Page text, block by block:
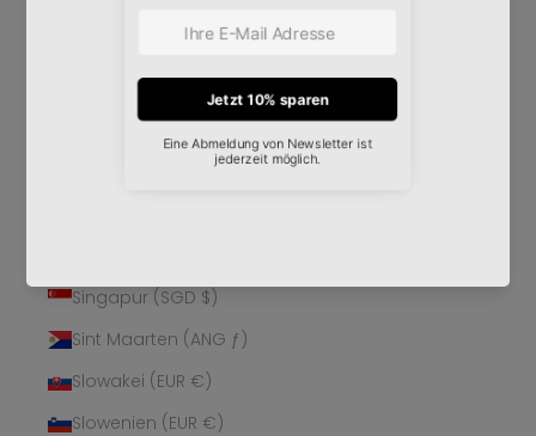
Schweiz (CHF CHF)
Senegal (XOF Fr)
Serbien (RSD РСД)
Seychellen (EUR €)
Singapur (SGD $)
Sint Maarten (ANG ƒ)
Slowakei (EUR €)
Slowenien (EUR €)